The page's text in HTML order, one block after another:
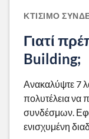
ΚΤΊΣΙΜΟ
Γιατί
Building;
Ανακαλύψτε 7
πολυτέλεια να
συνδέσμων.
ενισχυμένη